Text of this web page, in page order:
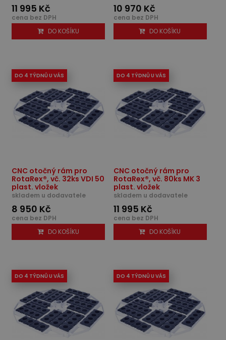
11 995 Kč
cena bez DPH
DO KOŠÍKU
10 970 Kč
cena bez DPH
DO KOŠÍKU
DO 4 TÝDNŮ U VÁS
CNC otočný rám pro
RotaRex®, vč. 32ks VDI 50
plast. vložek
skladem u dodavatele
8 950 Kč
cena bez DPH
DO KOŠÍKU
DO 4 TÝDNŮ U VÁS
CNC otočný rám pro
RotaRex®, vč. 80ks MK 3
plast. vložek
skladem u dodavatele
11 995 Kč
cena bez DPH
DO KOŠÍKU
DO 4 TÝDNŮ U VÁS DO 4 TÝDNŮ U VÁS